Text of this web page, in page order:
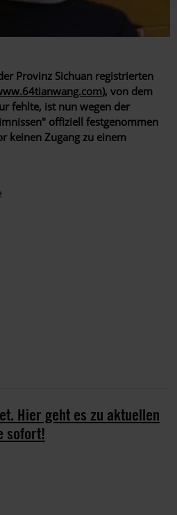
Provinz Sichuan registrierten
), von dem
fehlte, ist nun wegen der
offiziell festgenommen
keinen Zugang zu einem
Hier geht es zu aktuellen
sofort!